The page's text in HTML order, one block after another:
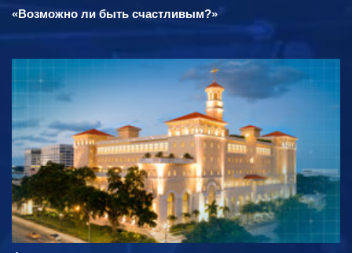
«Возможно ли быть счастливым?»